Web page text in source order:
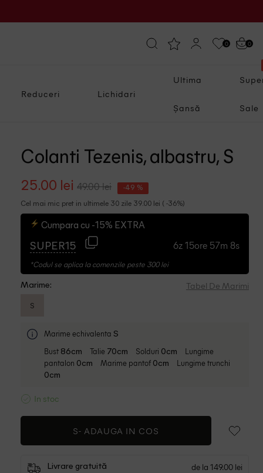
0 0
Reduceri Lichidari
Ultima
Șansă Sale
Colanti Tezenis, albastru, S
25.00 lei 49.00 lei -49 %
Cel mai mic pret in ultimele 30 zile 39.00 lei ( -36%)
Cumpara cu -15% EXTRA
SUPER15 6z 15ore 57m 7s
*Codul se aplica la comenzile peste 300 lei
Marime: Tabel De Marimi
S
Marime echivalenta S
Bust 86cm Talie 70cm Solduri 0cm
Lungime
pantalon 0cm Marime pantof 0cm Lungime trunchi
0cm
In stoc
S- ADAUGA IN COS
Livrare gratuită de la 149.00 lei